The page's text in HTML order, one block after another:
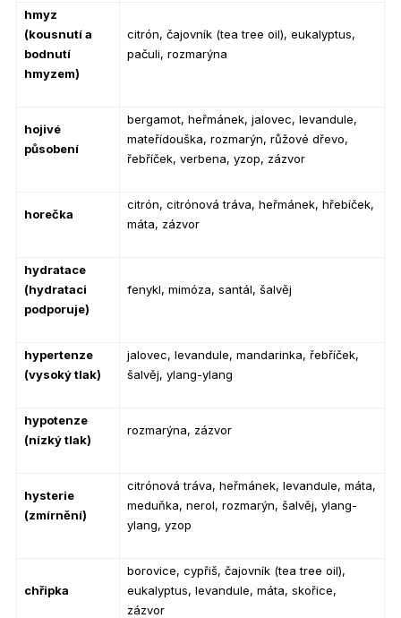
hmyz
(kousnutí a
bodnutí
hmyzem)
citrón, čajovník (tea tree oil), eukalyptus,
pačuli, rozmarýna
hojivé
působení
bergamot, heřmánek, jalovec, levandule,
mateřídouška, rozmarýn, růžové dřevo,
řebříček, verbena, yzop, zázvor
horečka
citrón, citrónová tráva, heřmánek, hřebíček,
máta, zázvor
hydratace
(hydrataci
podporuje)
fenykl, mimóza, santál, šalvěj
hypertenze
(vysoký tlak)
jalovec, levandule, mandarinka, řebříček,
šalvěj, ylang-ylang
hypotenze
(nízký tlak)
rozmarýna, zázvor
hysterie
(zmírnění)
citrónová tráva, heřmánek, levandule, máta,
meduňka, nerol, rozmarýn, šalvěj, ylang-
ylang, yzop
chřipka
borovice, cypřiš, čajovník (tea tree oil),
eukalyptus, levandule, máta, skořice,
zázvor